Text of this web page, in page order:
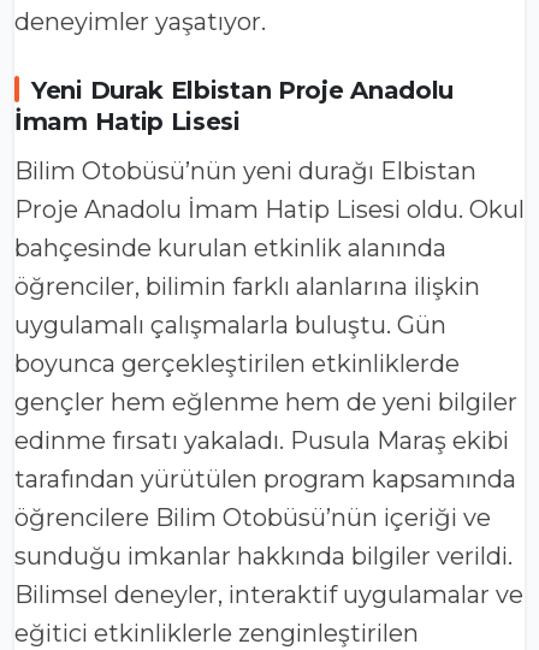
deneyimler yaşatıyor.
Yeni Durak Elbistan Proje Anadolu
İmam Hatip Lisesi
Bilim Otobüsü’nün yeni durağı Elbistan
Proje Anadolu İmam Hatip Lisesi oldu. Okul
bahçesinde kurulan etkinlik alanında
öğrenciler, bilimin farklı alanlarına ilişkin
uygulamalı çalışmalarla buluştu. Gün
boyunca gerçekleştirilen etkinliklerde
gençler hem eğlenme hem de yeni bilgiler
edinme fırsatı yakaladı. Pusula Maraş ekibi
tarafından yürütülen program kapsamında
öğrencilere Bilim Otobüsü’nün içeriği ve
sunduğu imkanlar hakkında bilgiler verildi.
Bilimsel deneyler, interaktif uygulamalar ve
eğitici etkinliklerle zenginleştirilen